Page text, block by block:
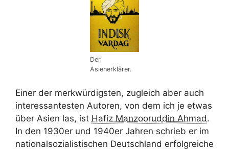
Der
Asienerklärer.
Einer der merkwürdigsten, zugleich aber auch
interessantesten Autoren, von dem ich je etwas
über Asien las, ist Hafiz Manzooruddin Ahmad.
In den 1930er und 1940er Jahren schrieb er im
nationalsozialistischen Deutschland erfolgreiche